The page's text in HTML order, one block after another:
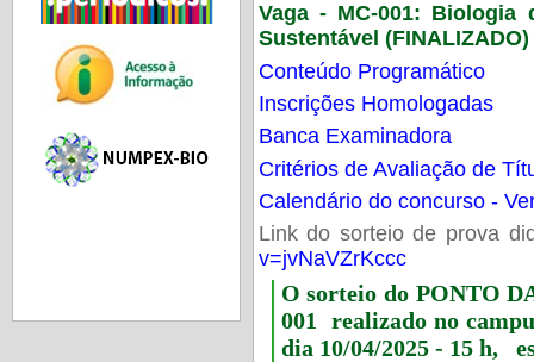
Vaga - MC-001: Biologia
Sustentável (FINALIZADO)
Conteúdo Programático
Inscrições Homologadas
Banca Examinadora
Critérios de Avaliação de
Calendário do concurso -
Link do sorteio de prova
v=jvNaVZrKccc
O sorteio do PONTO
001 realizado no
dia 10/04/2025 - 15 h,